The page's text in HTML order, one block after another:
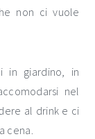
non ci vuole
in giardino, in
nel
al drink e ci
cena.